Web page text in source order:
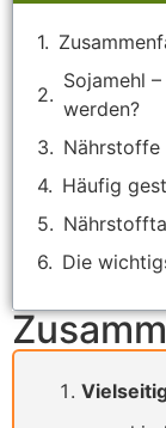
Sojamehl
werden?
Nährstoffe
Häufig
Die